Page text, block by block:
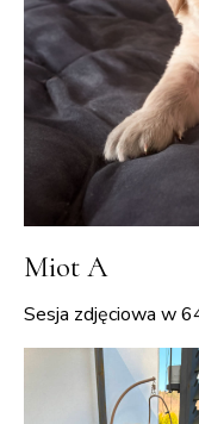
Miot A
Sesja zdjęciowa w